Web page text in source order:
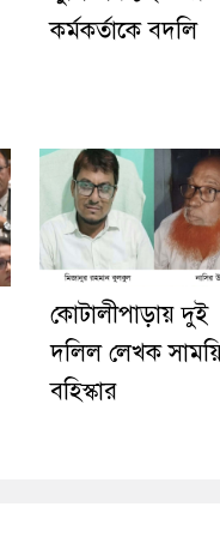
কর্মকর্তাকে বদলি
কোটালীপাড়ায় দুই
দলিল লেখক
বহিস্কার